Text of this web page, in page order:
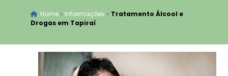
Home» Informações » Tratamento Álcool e
Drogas em Tapiraí